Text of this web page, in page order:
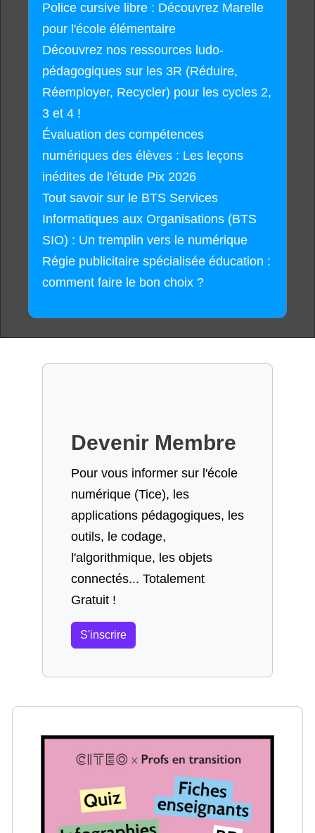
Police cursive libre : Découvrez Marelle
pour l'école élémentaire
Découvrez nos ressources ludo-
pédagogiques sur les 3R (Réduire,
Réemployer, Recycler) pour les cycles 2,
3 et 4 !
Évaluation des compétences
numériques des élèves : Les leçons
inédites de l'étude Pix 2026
Tout savoir sur le BTS Services
Informatiques aux Organisations (BTS
SIO) : Un tremplin vers le numérique
Régie publicitaire spécialisée éducation :
comment faire le bon choix ?
Devenir Membre
Pour vous informer sur l'école
numérique (Tice), les
applications pédagogiques, les
outils, le codage,
l'algorithmique, les objets
connectés... Totalement
Gratuit !
S'inscrire